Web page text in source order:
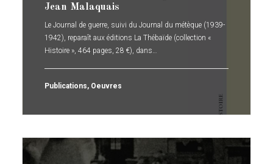
Jean Malaquais
Le Journal de guerre, suivi du Journal du métèque (1939-
1942), reparaît aux éditions La Thébaïde (collection «
Histoire », 464 pages, 28 €), dans…
Publications, Oeuvres